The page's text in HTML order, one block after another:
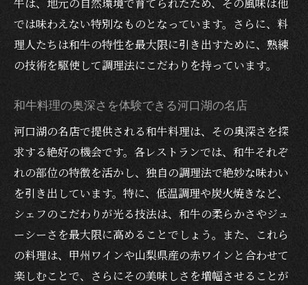
地元のワインと和牛が織りなす極上の料理
特別な日のための和牛とワインの選び方
和牛とワインのマリアージュを堪能できる
デートにぴったりな和牛とワインのコース
メニュー
和牛とワインで心に残るひとときを
地元産食材と甲州ワインが奏でる河口湖のレス
トラン体験
甲州ワインと地元食材の絶妙な組み合わせ
地元の味を堪能できるレストランの魅力
甲州ワインの豊かな香りと地元食材のハー
牛は、地元の自然環境で育てられたため、その風味は他
では味わえない特別なものとなっています。さらに、料
理人たちは和牛の特性を最大限に引き出すために、熟練
の技術を駆使して調理法にこだわりを持っています。
和牛料理の奥深さを体験できる河口湖の名店
河口湖の名店で提供される和牛料理は、その奥深さを探
求する絶好の機会です。各レストランでは、和牛それぞ
れの部位の特徴を活かし、独自の調理法で絶妙な味わい
を引き出しています。特に、低温調理や炭火焼きなど、
シェフのこだわりが光る技法は、和牛の柔らかさやジュ
ーシーさを最大限に高めることでしょう。また、これら
の料理は、甲州ワインや山梨県産の赤ワインと合わせて
楽しむことで、さらにその美味しさを増幅させることが